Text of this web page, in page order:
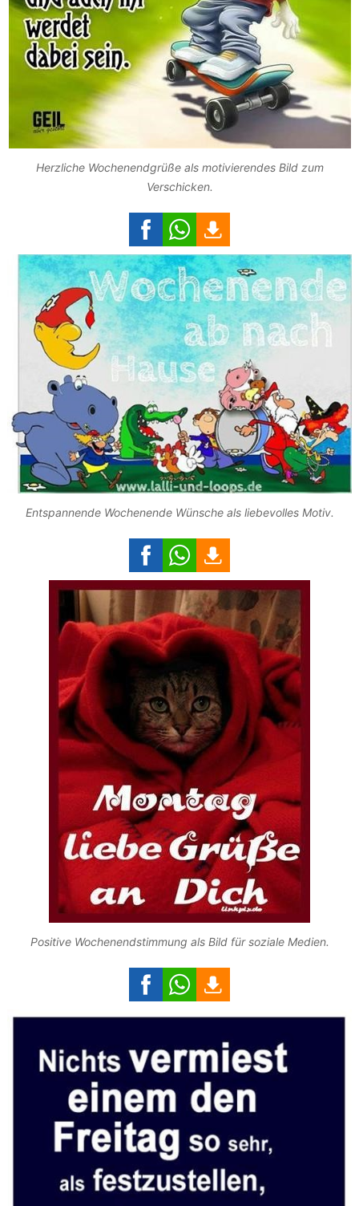
Herzliche Wochenendgrüße als motivierendes Bild zum
Verschicken.
Entspannende Wochenende Wünsche als liebevolles Motiv.
Positive Wochenendstimmung als Bild für soziale Medien.